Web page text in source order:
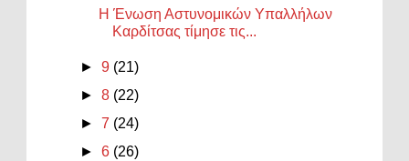
Η Ένωση Αστυνομικών Υπαλλήλων
Καρδίτσας τίμησε τις...
►9 (21)
►8 (22)
►7 (24)
►6 (26)